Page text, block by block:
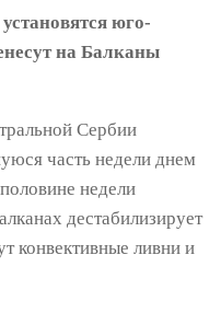
юго-
на Балканы
Сербии
часть недели днем
недели
дестабилизирует
конвективные ливни и